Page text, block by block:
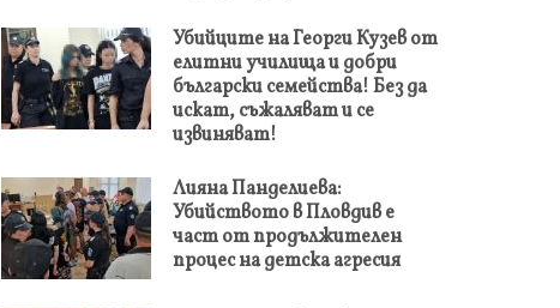
Убийците на Георги Кузев от
елитни училища и добри
български семейства! Без да
искат, съжаляват и се
извиняват!
Лияна Панделиева:
Убийството в Пловдив е
част от продължителен
процес на детска агресия